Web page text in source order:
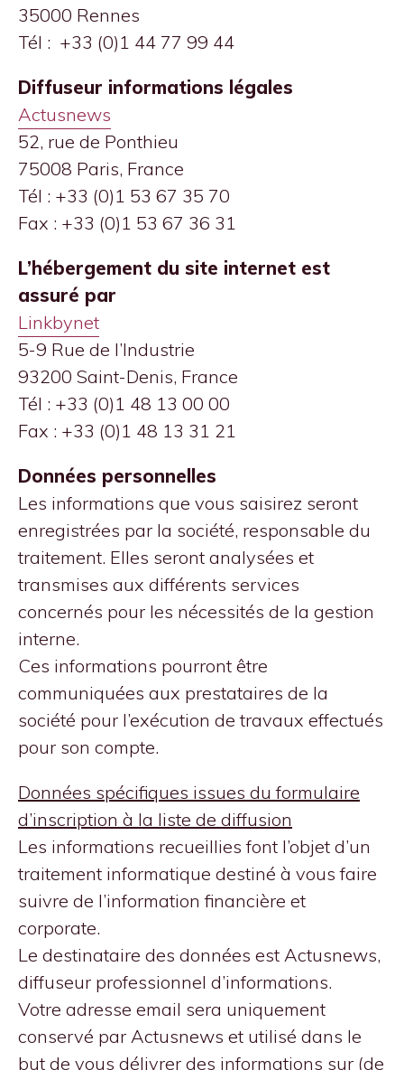
35000 Rennes
Tél : +33 (0)1 44 77 99 44
Diffuseur informations légales
Actusnews
52, rue de Ponthieu
75008 Paris, France
Tél : +33 (0)1 53 67 35 70
Fax : +33 (0)1 53 67 36 31
L’hébergement du site internet est
assuré par
Linkbynet
5-9 Rue de l’Industrie
93200 Saint-Denis, France
Tél : +33 (0)1 48 13 00 00
Fax : +33 (0)1 48 13 31 21
Données personnelles
Les informations que vous saisirez seront
enregistrées par la société, responsable du
traitement. Elles seront analysées et
transmises aux différents services
concernés pour les nécessités de la gestion
interne.
Ces informations pourront être
communiquées aux prestataires de la
société pour l’exécution de travaux effectués
pour son compte.
Données spécifiques issues du formulaire
d’inscription à la liste de diffusion
Les informations recueillies font l’objet d’un
traitement informatique destiné à vous faire
suivre de l’information financière et
corporate.
Le destinataire des données est Actusnews,
diffuseur professionnel d’informations.
Votre adresse email sera uniquement
conservé par Actusnews et utilisé dans le
but de vous délivrer des informations sur (de